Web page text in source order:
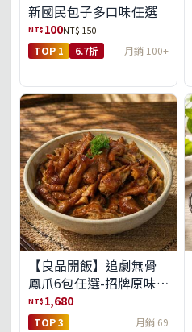
新國民包子多口味任選
NT$ 100NT$ 150
TOP 1 6.7折 月銷 100+
【良品開飯】追劇無骨
鳳爪6包任選-招牌原味/
濃濃蒜香/過癮麻辣(免運
組)
NT$ 1,680
TOP 3 月銷 69